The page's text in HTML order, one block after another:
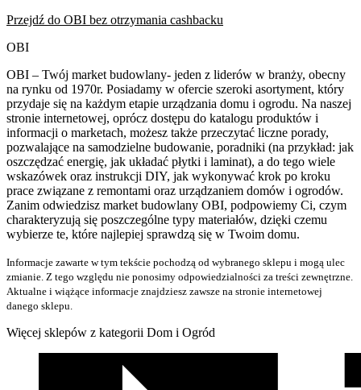
Przejdź do OBI bez otrzymania cashbacku
OBI
OBI – Twój market budowlany- jeden z liderów w branży, obecny
na rynku od 1970r. Posiadamy w ofercie szeroki asortyment, który
przydaje się na każdym etapie urządzania domu i ogrodu. Na naszej
stronie internetowej, oprócz dostępu do katalogu produktów i
informacji o marketach, możesz także przeczytać liczne porady,
pozwalające na samodzielne budowanie, poradniki (na przykład: jak
oszczędzać energię, jak układać płytki i laminat), a do tego wiele
wskazówek oraz instrukcji DIY, jak wykonywać krok po kroku
prace związane z remontami oraz urządzaniem domów i ogrodów.
Zanim odwiedzisz market budowlany OBI, podpowiemy Ci, czym
charakteryzują się poszczególne typy materiałów, dzięki czemu
wybierze te, które najlepiej sprawdzą się w Twoim domu.
Informacje zawarte w tym tekście pochodzą od wybranego sklepu i mogą ulec
zmianie. Z tego względu nie ponosimy odpowiedzialności za treści zewnętrzne.
Aktualne i wiążące informacje znajdziesz zawsze na stronie internetowej
danego sklepu.
Więcej sklepów z kategorii Dom i Ogród